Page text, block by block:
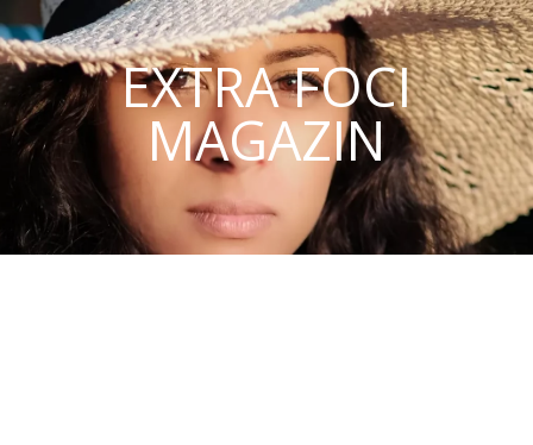
EXTRA FOCI
MAGAZIN